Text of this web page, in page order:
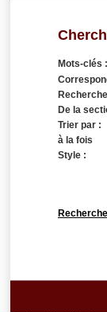
Mots-clés :
De la
Trier par :
à la fois
Style :